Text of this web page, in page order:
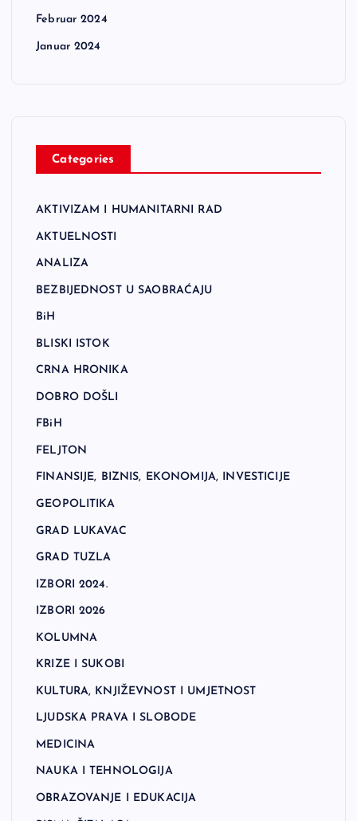
Februar 2024
Januar 2024
Categories
AKTIVIZAM I HUMANITARNI RAD
AKTUELNOSTI
ANALIZA
BEZBIJEDNOST U SAOBRAĆAJU
BiH
BLISKI ISTOK
CRNA HRONIKA
DOBRO DOŠLI
FBiH
FELJTON
FINANSIJE, BIZNIS, EKONOMIJA, INVESTICIJE
GEOPOLITIKA
GRAD LUKAVAC
GRAD TUZLA
IZBORI 2024.
IZBORI 2026
KOLUMNA
KRIZE I SUKOBI
KULTURA, KNJIŽEVNOST I UMJETNOST
LJUDSKA PRAVA I SLOBODE
MEDICINA
NAUKA I TEHNOLOGIJA
OBRAZOVANJE I EDUKACIJA